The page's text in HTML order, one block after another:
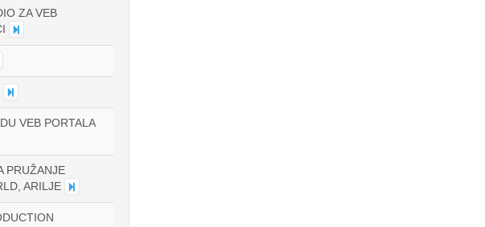
ZA VEB
VEB PORTALA
PRUŽANJE
ARILJE